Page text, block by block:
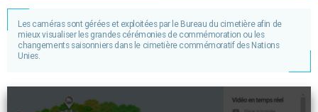
Les caméras sont gérées et exploitées par le Bureau du cimetière afin de
mieux visualiser les grandes cérémonies de commémoration ou les
changements saisonniers dans le cimetière commémoratif des Nations
Unies.